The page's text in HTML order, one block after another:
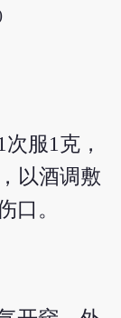
服1克，
以酒调敷
口。